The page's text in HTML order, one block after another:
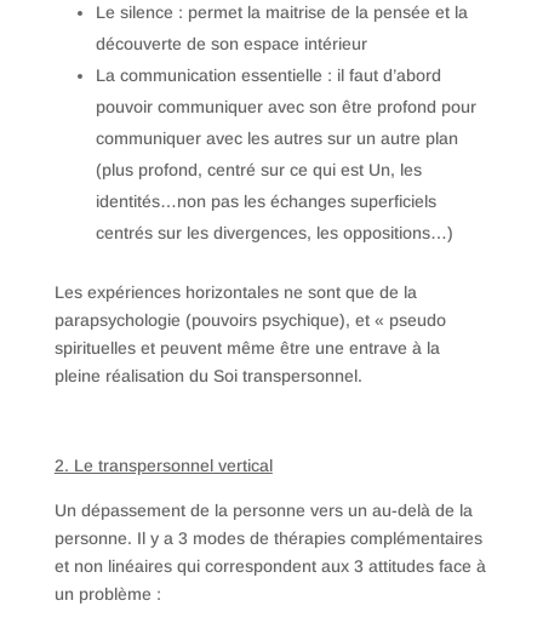
Le silence : permet la maitrise de la pensée et la
découverte de son espace intérieur
La communication essentielle : il faut d’abord
pouvoir communiquer avec son être profond pour
communiquer avec les autres sur un autre plan
(plus profond, centré sur ce qui est Un, les
identités…non pas les échanges superficiels
centrés sur les divergences, les oppositions…)
Les expériences horizontales ne sont que de la
parapsychologie (pouvoirs psychique), et « pseudo
spirituelles et peuvent même être une entrave à la
pleine réalisation du Soi transpersonnel.
2. Le transpersonnel vertical
Un dépassement de la personne vers un au-delà de la
personne. Il y a 3 modes de thérapies complémentaires
et non linéaires qui correspondent aux 3 attitudes face à
un problème :